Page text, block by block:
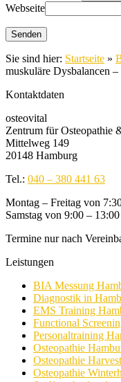
Webseite
Sie sind hier: Startseite »
muskuläre Dysbalancen
Kontaktdaten
osteovital
Zentrum für Osteopathie
Mittelweg 149
20148 Hamburg
Tel.: 040 – 380 441 63
Montag – Freitag von
Samstag von 9:00 –
Termine nur nach
Leistungen
BIA Messung
Diagnostik in
EMS Training
Functional
Personaltraining
Osteopathie
Osteopathie
Osteopathie